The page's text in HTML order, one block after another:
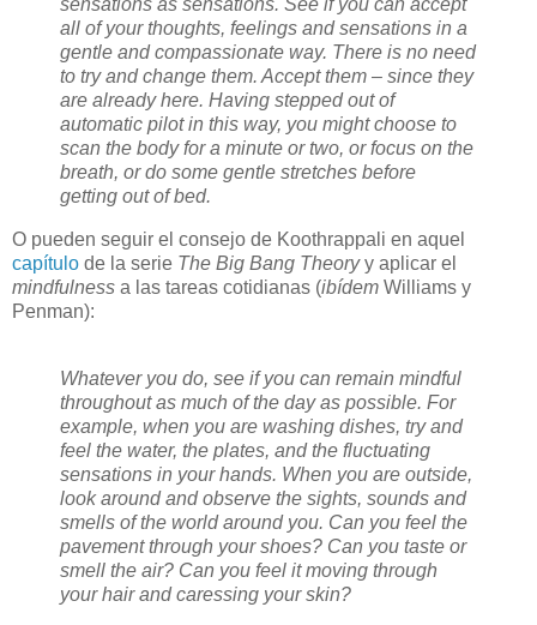
sensations as sensations. See if you can accept
all of your thoughts, feelings and sensations in a
gentle and compassionate way. There is no need
to try and change them. Accept them – since they
are already here. Having stepped out of
automatic pilot in this way, you might choose to
scan the body for a minute or two, or focus on the
breath, or do some gentle stretches before
getting out of bed.
O pueden seguir el consejo de Koothrappali en aquel
capítulo de la serie The Big Bang Theoryy aplicar el
mindfulness a las tareas cotidianas (ibídem Williams y
Penman):
Whatever you do, see if you can remain mindful
throughout as much of the day as possible. For
example, when you are washing dishes, try and
feel the water, the plates, and the fluctuating
sensations in your hands. When you are outside,
look around and observe the sights, sounds and
smells of the world around you. Can you feel the
pavement through your shoes? Can you taste or
smell the air? Can you feel it moving through
your hair and caressing your skin?